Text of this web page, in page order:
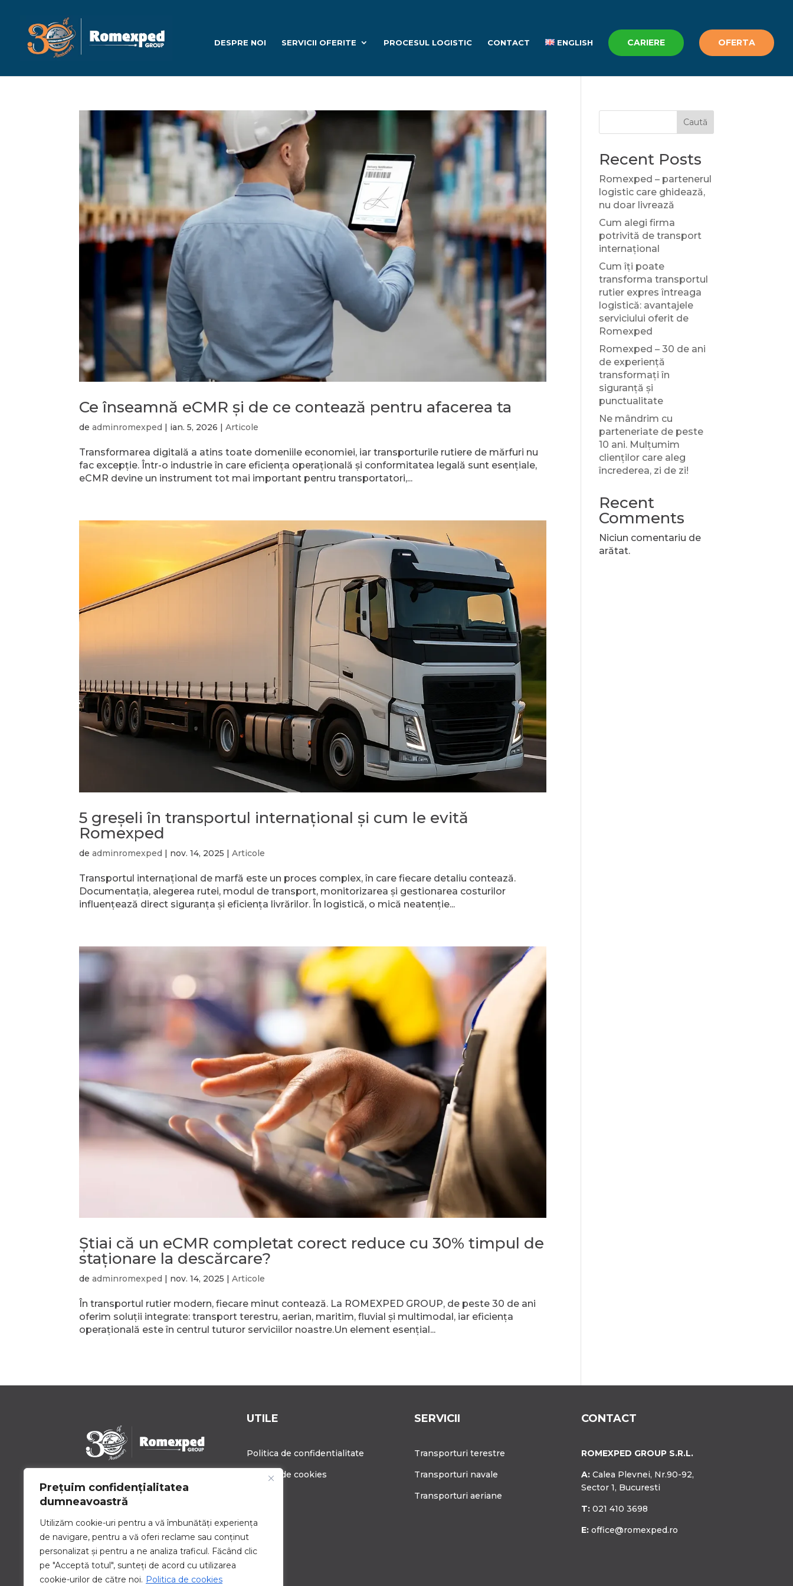
Prețuim confidențialitatea
dumneavoastră
Utilizăm cookie-uri pentru a vă îmbunătăți experiența
de navigare, pentru a vă oferi reclame sau conținut
personalizat și pentru a ne analiza traficul. Făcând clic
pe "Acceptă totul", sunteți de acord cu utilizarea
cookie-urilor de către noi. Politica de cookies
DESPRE NOI SERVICII OFERITE PROCESUL LOGISTIC CONTACT ENGLISH CARIERE OFERTA
Ce înseamnă eCMR și de ce contează pentru afacerea ta
deadminromexped | ian. 5, 2026 |Articole
Transformarea digitală a atins toate domeniile economiei, iar transporturile rutiere de mărfuri nu
fac excepție. Într-o industrie în care eficiența operațională și conformitatea legală sunt esențiale,
eCMR devine un instrument tot mai important pentru transportatori,...
5 greșeli în transportul internațional și cum le evită
Romexped
deadminromexped | nov. 14, 2025 |Articole
Transportul internațional de marfă este un proces complex, în care fiecare detaliu contează.
Documentația, alegerea rutei, modul de transport, monitorizarea și gestionarea costurilor
influențează direct siguranța și eficiența livrărilor. În logistică, o mică neatenție...
Ştiai că un eCMR completat corect reduce cu 30% timpul de
staţionare la descărcare?
deadminromexped | nov. 14, 2025 |Articole
În transportul rutier modern, fiecare minut contează. La ROMEXPED GROUP, de peste 30 de ani
oferim soluții integrate: transport terestru, aerian, maritim, fluvial și multimodal, iar eficiența
operațională este în centrul tuturor serviciilor noastre.Un element esențial...
Caută
Recent Posts
Romexped – partenerul
logistic care ghidează,
nu doar livrează
Cum alegi firma
potrivită de transport
internațional
Cum îți poate
transforma transportul
rutier expres întreaga
logistică: avantajele
serviciului oferit de
Romexped
Romexped – 30 de ani
de experiență
transformați în
siguranță și
punctualitate
Ne mândrim cu
parteneriate de peste
10 ani. Mulțumim
clienților care aleg
încrederea, zi de zi!
Recent
Comments
Niciun comentariu de
arătat.
Romexped Group este un
partener de încredere pentru
mărfuri și logistică. Oferim
servicii personalizate pentru a
satisface nevoile unice de
transport ale companiilor de
toate dimensiunile.
UTILE
Politica de confidentialitate
Politica de cookies
Contact
SERVICII
Transporturi terestre
Transporturi navale
Transporturi aeriane
CONTACT
ROMEXPED GROUP S.R.L.
A: Calea Plevnei, Nr.90-92,
Sector 1, Bucuresti
T: 021 410 3698
E: office@romexped.ro